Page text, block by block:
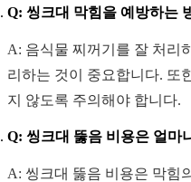
Q: 씽크대 막힘을 예방하는
A: 음식물 찌꺼기를 잘 처리
리하는 것이 중요합니다. 또
지 않도록 주의해야 합니다.
Q: 씽크대 뚫음 비용은 얼마
A: 씽크대 뚫음 비용은 막힘